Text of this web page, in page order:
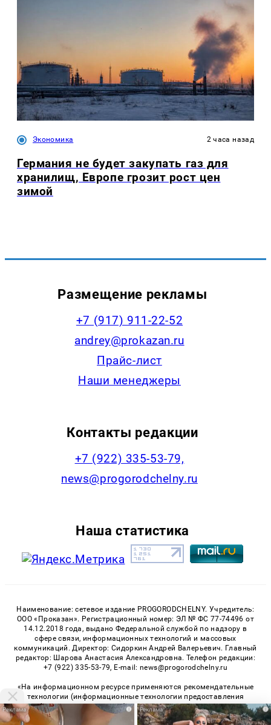
Экономика 2 часа назад
Германия не будет закупать газ для
хранилищ, Европе грозит рост цен
зимой
Размещение рекламы
+7 (917) 911-22-52
andrey@prokazan.ru
Прайс-лист
Наши менеджеры
Контакты редакции
+7 (922) 335-53-79,
news@progorodchelny.ru
Наша статистика
Наименование: сетевое издание PROGORODCHELNY. Учредитель:
ООО «Проказан». Регистрационный номер: ЭЛ № ФС 77-74496 от
14.12.2018 года, выдано Федеральной службой по надзору в
сфере связи, информационных технологий и массовых
коммуникаций. Директор: Сидоркин Андрей Валерьевич. Главный
редактор: Шарова Анастасия Александровна. Телефон редакции:
+7 (922) 335-53-79, E-mail: news@progorodchelny.ru
«На информационном ресурсе применяются рекомендательные
технологии (информационные технологии предоставления
информации на основе сбора, систематизации и анализа
сведений, относящихся к предпочтениям пользователей сети
i i